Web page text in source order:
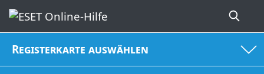
Registerkarte auswählen